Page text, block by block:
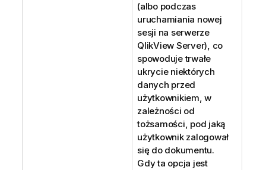
(albo podczas
uruchamiania nowej
sesji na serwerze
QlikView Server), co
spowoduje trwałe
ukrycie niektórych
danych przed
użytkownikiem, w
zależności od
tożsamości, pod jaką
użytkownik zalogował
się do dokumentu.
Gdy ta opcja jest